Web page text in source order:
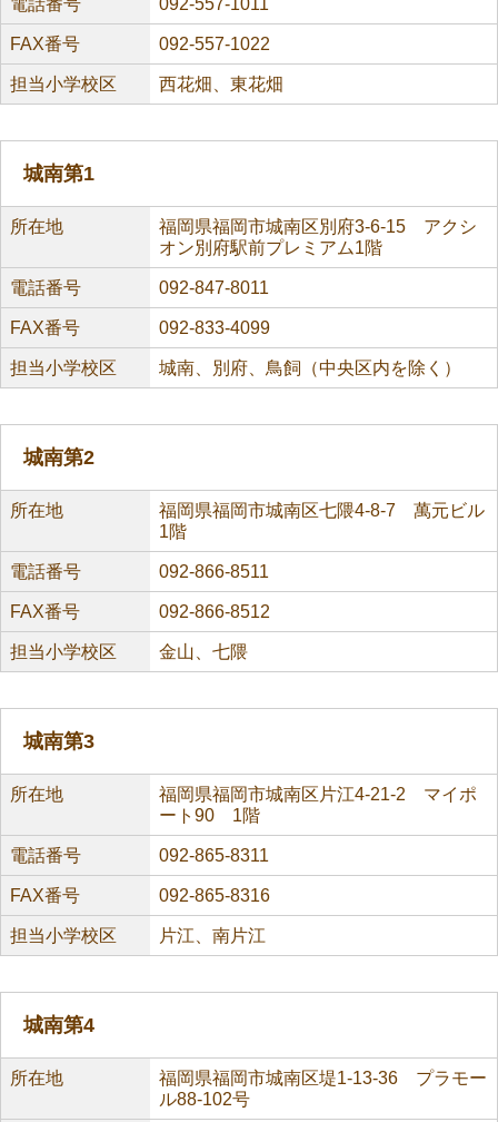
FAX番号 092-557-1022
担当小学校区 西花畑、東花畑
城南第1
所在地
福岡県福岡市城南区別府3-6-15 アクシ
オン別府駅前プレミアム1階
電話番号 092-847-8011
FAX番号 092-833-4099
担当小学校区 城南、別府、鳥飼（中央区内を除く）
城南第2
所在地
福岡県福岡市城南区七隈4-8-7 萬元ビル
1階
電話番号 092-866-8511
FAX番号 092-866-8512
担当小学校区 金山、七隈
城南第3
所在地
福岡県福岡市城南区片江4-21-2 マイポ
ート90 1階
電話番号 092-865-8311
FAX番号 092-865-8316
担当小学校区 片江、南片江
城南第4
所在地
福岡県福岡市城南区堤1-13-36 プラモー
ル88-102号